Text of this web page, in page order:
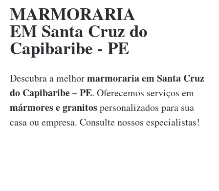
MARMORARIA
EM Santa Cruz do
Capibaribe - PE
Descubra a melhormarmoraria em Santa Cruz
do Capibaribe – PE. Oferecemos serviços em
mármores e granitospersonalizados para sua
casa ou empresa. Consulte nossos especialistas!